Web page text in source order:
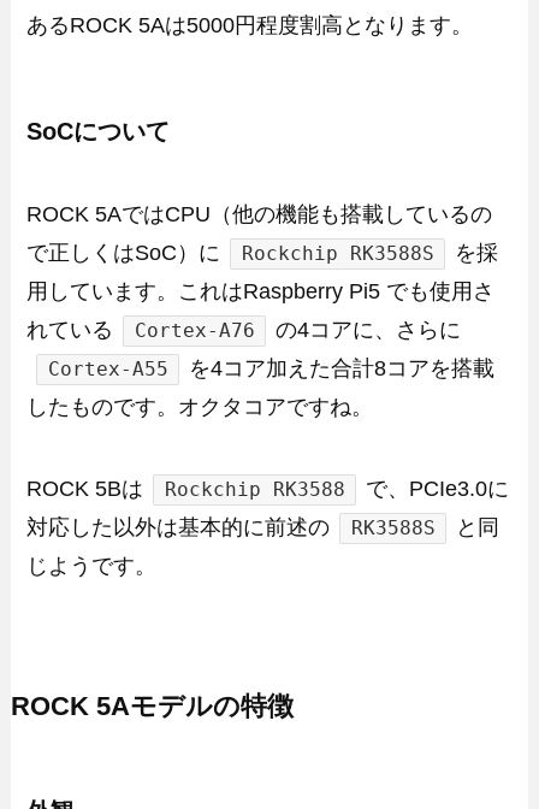
あるROCK 5Aは5000円程度割高となります。
SoCについて
ROCK 5AではCPU（他の機能も搭載しているの
で正しくはSoC）に
Rockchip RK3588S
を採
用しています。これはRaspberry Pi5 でも使用さ
れている
Cortex-A76 の4コアに、さらに
Cortex-A55
を4コア加えた合計8コアを搭載
したものです。オクタコアですね。
ROCK 5Bは Rockchip RK3588
で、PCIe3.0に
対応した以外は基本的に前述の
RK3588S
と同
じようです。
ROCK 5Aモデルの特徴